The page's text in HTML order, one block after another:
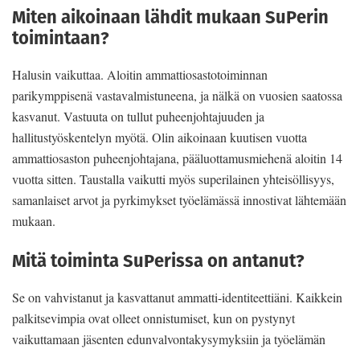
Miten aikoinaan lähdit mukaan SuPerin
toimintaan?
Halusin vaikuttaa. Aloitin ammattiosastotoiminnan
parikymppisenä vastavalmistuneena, ja nälkä on vuosien saatossa
kasvanut. Vastuuta on tullut puheenjohtajuuden ja
hallitustyöskentelyn myötä. Olin aikoinaan kuutisen vuotta
ammattiosaston puheenjohtajana, pääluottamusmiehenä aloitin 14
vuotta sitten. Taustalla vaikutti myös superilainen yhteisöllisyys,
samanlaiset arvot ja pyrkimykset työelämässä innostivat lähtemään
mukaan.
Mitä toiminta SuPerissa on antanut?
Se on vahvistanut ja kasvattanut ammatti-identiteettiäni. Kaikkein
palkitsevimpia ovat olleet onnistumiset, kun on pystynyt
vaikuttamaan jäsenten edunvalvontakysymyksiin ja työelämän